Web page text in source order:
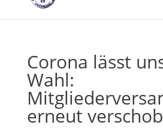
Corona lässt
Wahl:
erneut